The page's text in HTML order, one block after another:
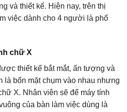
và thiết kế. Hiện nay, trên thị
việc dành cho 4 người là phổ
chữ X
thiết kế bắt mắt, ấn tượng và
là bốn mặt chụm vào nhau nhưng
X. Nhân viên sẽ để máy tính
của bàn làm việc dùng là